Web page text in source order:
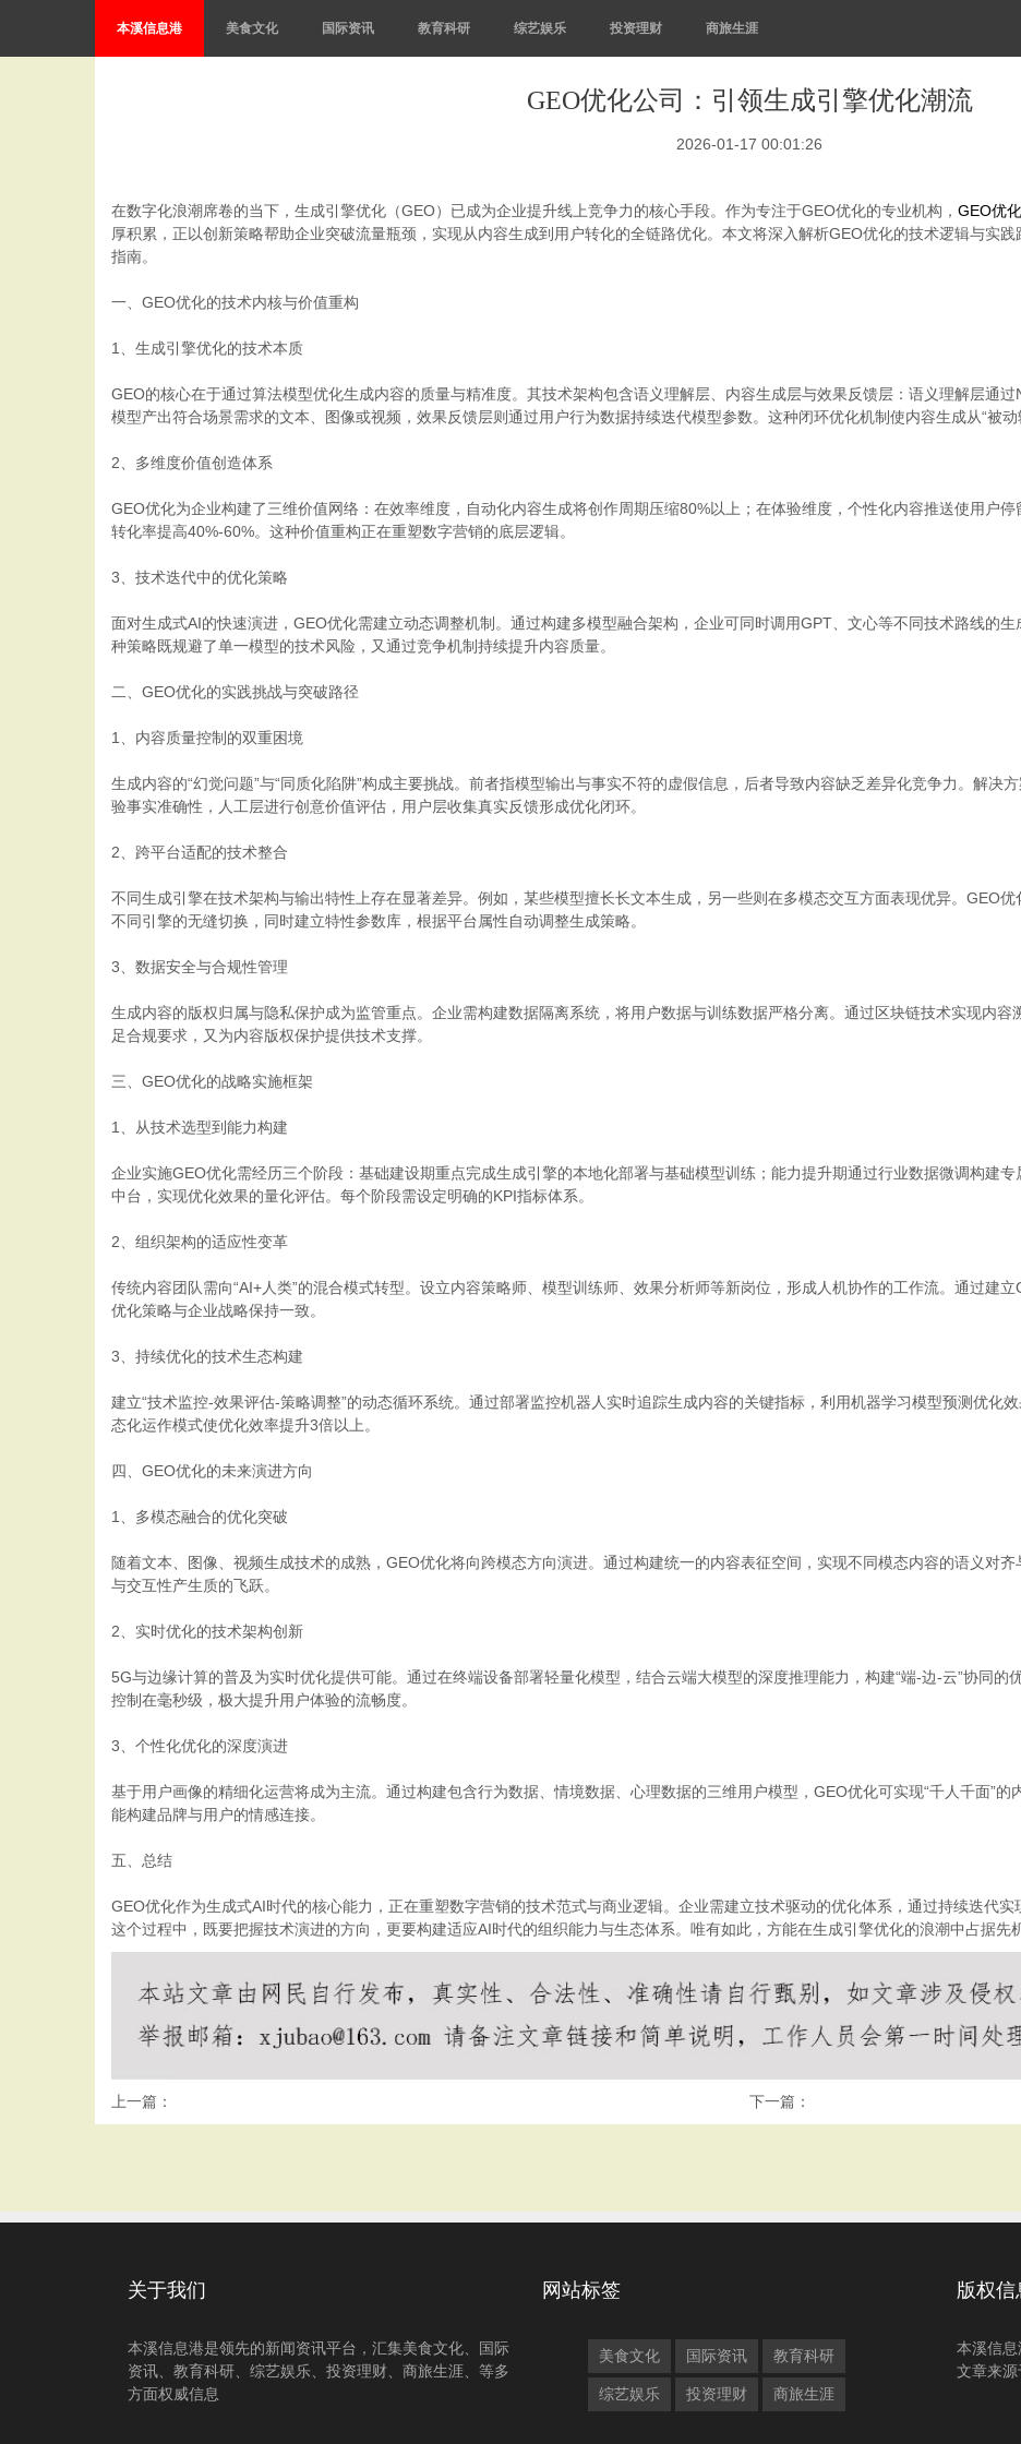
本溪信息港 美食文化 国际资讯 教育科研 综艺娱乐 投资理财 商旅生涯
GEO优化公司：引领生成引擎优化潮流
2026-01-17 00:01:26
在数字化浪潮席卷的当下，生成引擎优化（GEO）已成为企业提升线上竞争力的核心手段。作为专注于GEO优化的专业机构， GEO优
厚积累，正以创新策略帮助企业突破流量瓶颈，实现从内容生成到用户转化的全链路优化。本文将深入解析GEO优化的技术逻辑与实
指南。
一、GEO优化的技术内核与价值重构
1、生成引擎优化的技术本质
GEO的核心在于通过算法模型优化生成内容的质量与精准度。其技术架构包含语义理解层、内容生成层与效果反馈层：语义理解层通
模型产出符合场景需求的文本、图像或视频，效果反馈层则通过用户行为数据持续迭代模型参数。这种闭环优化机制使内容生成从“被动
2、多维度价值创造体系
GEO优化为企业构建了三维价值网络：在效率维度，自动化内容生成将创作周期压缩80%以上；在体验维度，个性化内容推送使用户
转化率提高40%-60%。这种价值重构正在重塑数字营销的底层逻辑。
3、技术迭代中的优化策略
面对生成式AI的快速演进，GEO优化需建立动态调整机制。通过构建多模型融合架构，企业可同时调用GPT、文心等不同技术路线的
种策略既规避了单一模型的技术风险，又通过竞争机制持续提升内容质量。
二、GEO优化的实践挑战与突破路径
1、内容质量控制的双重困境
生成内容的“幻觉问题”与“同质化陷阱”构成主要挑战。前者指模型输出与事实不符的虚假信息，后者导致内容缺乏差异化竞争力。解决
验事实准确性，人工层进行创意价值评估，用户层收集真实反馈形成优化闭环。
2、跨平台适配的技术整合
不同生成引擎在技术架构与输出特性上存在显著差异。例如，某些模型擅长长文本生成，另一些则在多模态交互方面表现优异。GEO
不同引擎的无缝切换，同时建立特性参数库，根据平台属性自动调整生成策略。
3、数据安全与合规性管理
生成内容的版权归属与隐私保护成为监管重点。企业需构建数据隔离系统，将用户数据与训练数据严格分离。通过区块链技术实现内
足合规要求，又为内容版权保护提供技术支撑。
三、GEO优化的战略实施框架
1、从技术选型到能力构建
企业实施GEO优化需经历三个阶段：基础建设期重点完成生成引擎的本地化部署与基础模型训练；能力提升期通过行业数据微调构建
中台，实现优化效果的量化评估。每个阶段需设定明确的KPI指标体系。
2、组织架构的适应性变革
传统内容团队需向“AI+人类”的混合模式转型。设立内容策略师、模型训练师、效果分析师等新岗位，形成人机协作的工作流。通过建
优化策略与企业战略保持一致。
3、持续优化的技术生态构建
建立“技术监控-效果评估-策略调整”的动态循环系统。通过部署监控机器人实时追踪生成内容的关键指标，利用机器学习模型预测优化
态化运作模式使优化效率提升3倍以上。
四、GEO优化的未来演进方向
1、多模态融合的优化突破
随着文本、图像、视频生成技术的成熟，GEO优化将向跨模态方向演进。通过构建统一的内容表征空间，实现不同模态内容的语义对
与交互性产生质的飞跃。
2、实时优化的技术架构创新
5G与边缘计算的普及为实时优化提供可能。通过在终端设备部署轻量化模型，结合云端大模型的深度推理能力，构建“端-边-云”协同的
控制在毫秒级，极大提升用户体验的流畅度。
3、个性化优化的深度演进
基于用户画像的精细化运营将成为主流。通过构建包含行为数据、情境数据、心理数据的三维用户模型，GEO优化可实现“千人千面”
能构建品牌与用户的情感连接。
五、总结
GEO优化作为生成式AI时代的核心能力，正在重塑数字营销的技术范式与商业逻辑。企业需建立技术驱动的优化体系，通过持续迭代
这个过程中，既要把握技术演进的方向，更要构建适应AI时代的组织能力与生态体系。唯有如此，方能在生成引擎优化的浪潮中占据先
上一篇： 下一篇：
关于我们
本溪信息港是领先的新闻资讯平台，汇集美食文化、国际
资讯、教育科研、综艺娱乐、投资理财、商旅生涯、等多
方面权威信息
网站标签
美食文化 国际资讯 教育科研
综艺娱乐 投资理财 商旅生涯
版权信
本溪信
文章来源